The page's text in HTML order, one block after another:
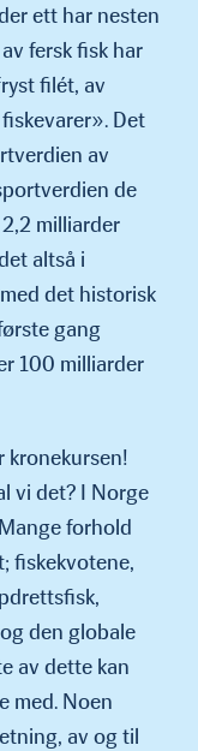
ett har nesten
fersk fisk har
filét, av
Det
av
de
milliarder
altså i
det historisk
gang
100 milliarder
kronekursen!
vi det? I Norge
forhold
fiskekvotene,
den globale
av dette kan
med. Noen
av og til